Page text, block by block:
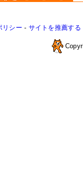
リシー - サイトを推薦する